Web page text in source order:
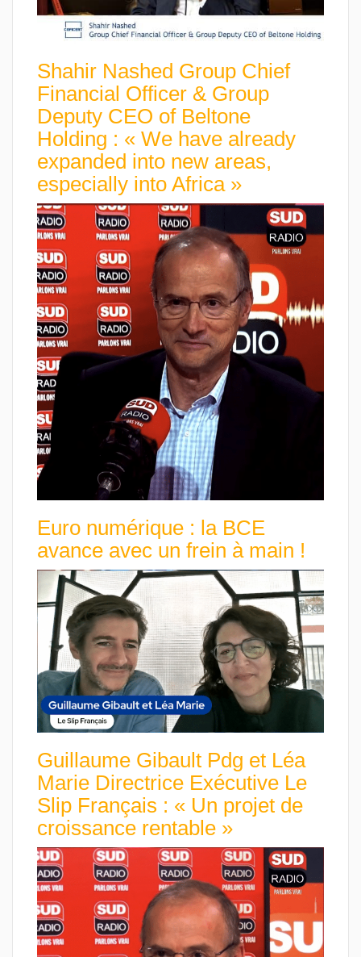
Shahir Nashed Group Chief
Financial Officer & Group
Deputy CEO of Beltone
Holding : « We have already
expanded into new areas,
especially into Africa »
Euro numérique : la BCE
avance avec un frein à main !
Guillaume Gibault Pdg et Léa
Marie Directrice Exécutive Le
Slip Français : « Un projet de
croissance rentable »